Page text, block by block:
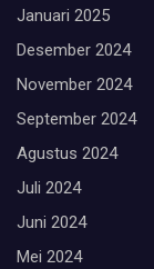
Januari 2025
Desember 2024
November 2024
September 2024
Agustus 2024
Juli 2024
Juni 2024
Mei 2024